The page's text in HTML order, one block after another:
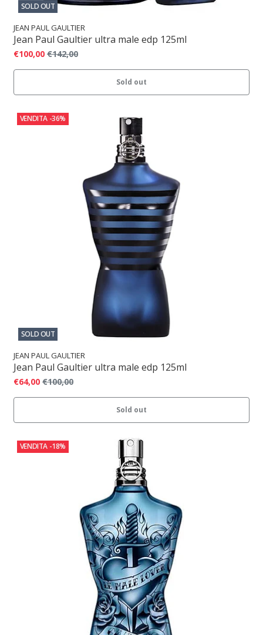
SOLD OUT
JEAN PAUL GAULTIER
Jean Paul Gaultier ultra male edp 125ml
€100,00 €142,00
Sold out
VENDITA -36%
SOLD OUT
JEAN PAUL GAULTIER
Jean Paul Gaultier ultra male edp 125ml
€64,00 €100,00
Sold out
VENDITA -18%